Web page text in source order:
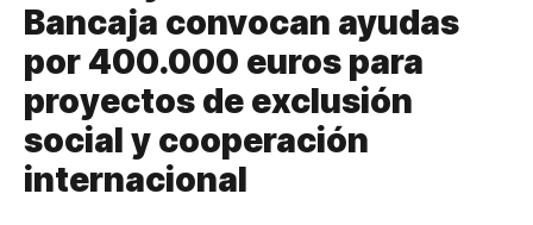
Bancaja convocan ayudas
por 400.000 euros para
proyectos de exclusión
social y cooperación
internacional